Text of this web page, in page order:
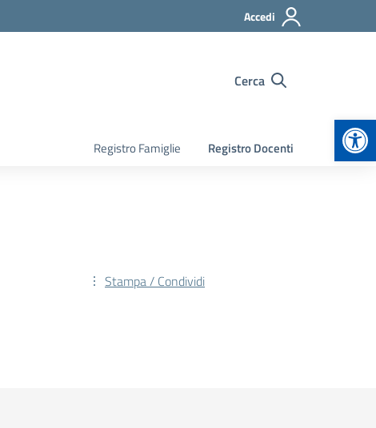
Accedi
Cerca
Registro Famiglie Registro Docenti
Stampa / Condividi